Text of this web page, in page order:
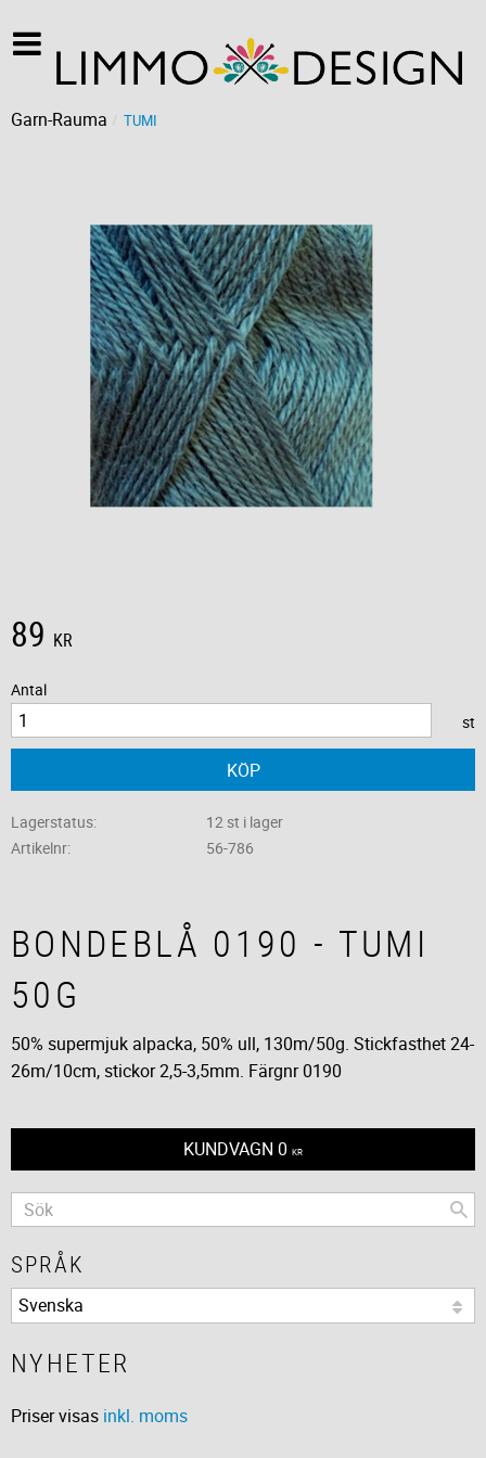
Garn-Rauma TUMI
89 KR
Antal
st
KÖP
Lagerstatus
12 st i lager
Artikelnr
56-786
BONDEBLÅ 0190 - TUMI
50G
50% supermjuk alpacka, 50% ull, 130m/50g​. Stickfasthet 24-
26m/10cm, stickor 2,5-3,5mm.​ Färgnr 0190
KUNDVAGN 0 KR
SPRÅK
NYHETER
Priser visas inkl. moms